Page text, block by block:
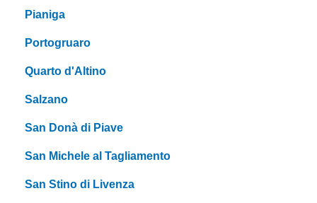
Pianiga
Portogruaro
Quarto d'Altino
Salzano
San Donà di Piave
San Michele al Tagliamento
San Stino di Livenza